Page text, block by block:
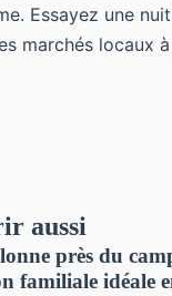
Essayez une
marchés locaux à
aussi
près du
familiale idéale